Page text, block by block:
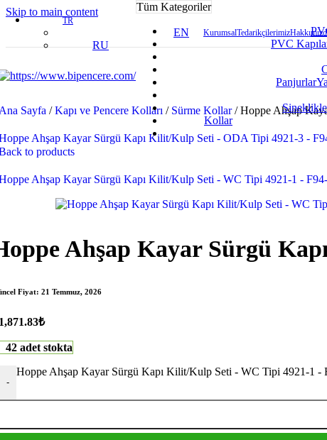
Skip to main content
TR
EN
RU
KurumsalTedarikçilerimiz
Tüm Kategoriler
PVC
Panjurlar
Kollar
Sayfa / Kapı ve Pencere Kolları / Sürme Kollar/ Hoppe Ahşap
Ahşap Kayar Sürgü Kapı Kilit/Kulp Seti - ODA Tipi 4921-3 -
to products
Ahşap Kayar Sürgü Kapı Kilit/Kulp Seti - WC Tipi 4921-1 -
Ahşap Kayar Sürgü
Fiyat: 21 Temmuz, 2026
₺
42 adet stokta
-
Hoppe Ahşap Kayar Sürgü Kapı Kilit/Kulp Seti - WC Tipi 4921-1 -